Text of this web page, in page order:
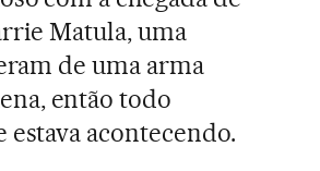
Matula, uma
de uma arma
então todo
acontecendo.